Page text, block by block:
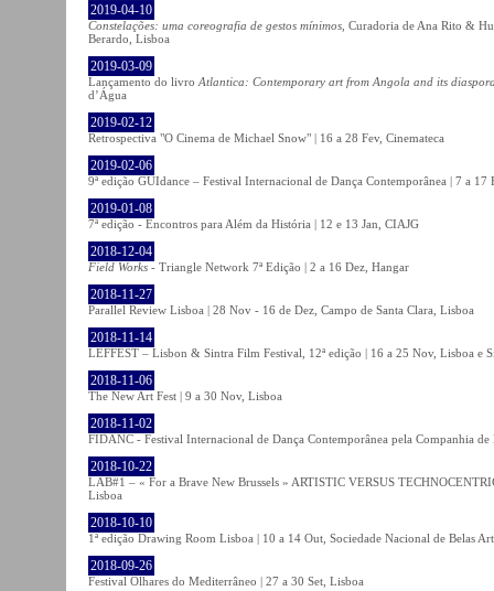
2019-04-10
Constelações: uma coreografia de gestos mínimos , Curadoria de Ana Rito &
Berardo, Lisboa
2019-03-09
Lançamento do livro Atlantica: Contemporary art from Angola and its
d’Água
2019-02-12
Retrospectiva "O Cinema de Michael Snow" | 16 a 28 Fev, Cinemateca
2019-02-06
9ª edição GUIdance – Festival Internacional de Dança Contemporânea | 7 a 17
2019-01-08
7ª edição - Encontros para Além da História | 12 e 13 Jan, CIAJG
2018-12-04
Field Works - Triangle Network 7ª Edição | 2 a 16 Dez, Hangar
2018-11-27
Parallel Review Lisboa | 28 Nov - 16 de Dez, Campo de Santa Clara, Lisboa
2018-11-14
LEFFEST – Lisbon & Sintra Film Festival, 12ª edição | 16 a 25 Nov, Lisboa e
2018-11-06
The New Art Fest | 9 a 30 Nov, Lisboa
2018-11-02
FIDANC - Festival Internacional de Dança Contemporânea pela Companhia
2018-10-22
LAB#1 – « For a Brave New Brussels » ARTISTIC VERSUS
Lisboa
2018-10-10
1ª edição Drawing Room Lisboa | 10 a 14 Out, Sociedade Nacional de Belas
2018-09-26
Festival Olhares do Mediterrâneo | 27 a 30 Set, Lisboa